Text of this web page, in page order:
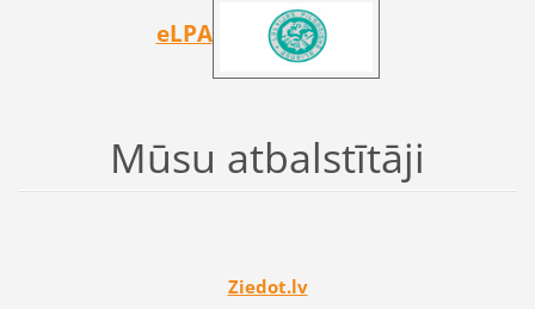
eLPA
Mūsu atbalstītāji
Ziedot.lv